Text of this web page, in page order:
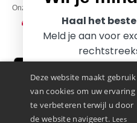
Onze transporteurs
Deze website maakt gebruik
van cookies om uw ervaring
te verbeteren terwijl u door
de website navigeert. Lees
Haal het
Meld je aan voor